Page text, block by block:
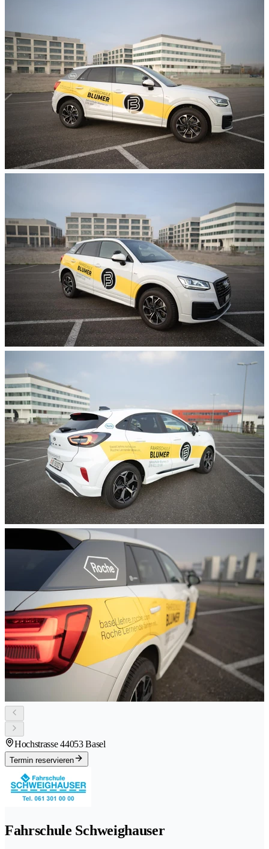
Hochstrasse 44053 Basel
Termin reservieren
Fahrschule Schweighauser